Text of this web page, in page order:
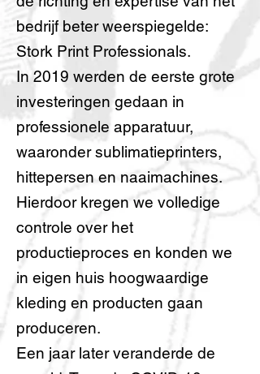
bedrijf beter weerspiegelde:
Stork Print Professionals.
In 2019 werden de eerste grote
investeringen gedaan in
professionele apparatuur,
waaronder sublimatieprinters,
hittepersen en naaimachines.
Hierdoor kregen we volledige
controle over het
productieproces en konden we
in eigen huis hoogwaardige
kleding en producten gaan
produceren.
Een jaar later veranderde de